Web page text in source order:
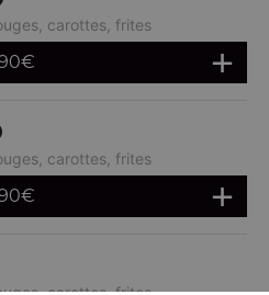
carottes, frites
€
carottes, frites
€